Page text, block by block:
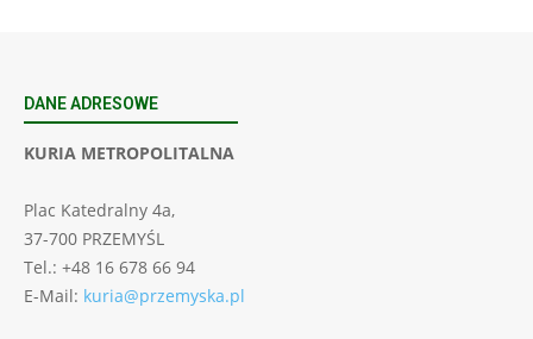
DANE ADRESOWE
KURIA METROPOLITALNA
Plac Katedralny 4a,
37-700 PRZEMYŚL
Tel.: +48 16 678 66 94
E-Mail: kuria@przemyska.pl